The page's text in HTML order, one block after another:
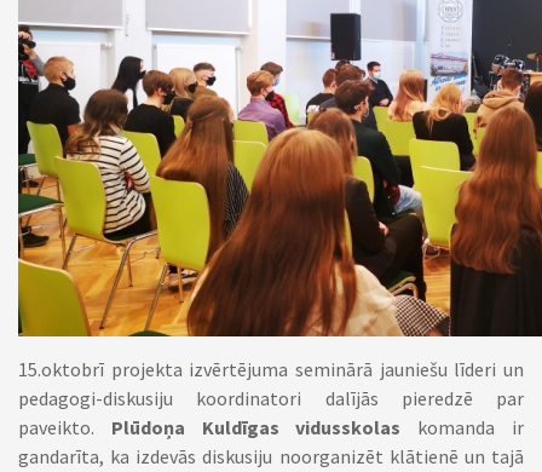
15.oktobrī projekta izvērtējuma seminārā jauniešu līderi un
pedagogi-diskusiju koordinatori dalījās pieredzē par
paveikto. Plūdoņa Kuldīgas vidusskolas komanda ir
gandarīta, ka izdevās diskusiju noorganizēt klātienē un tajā